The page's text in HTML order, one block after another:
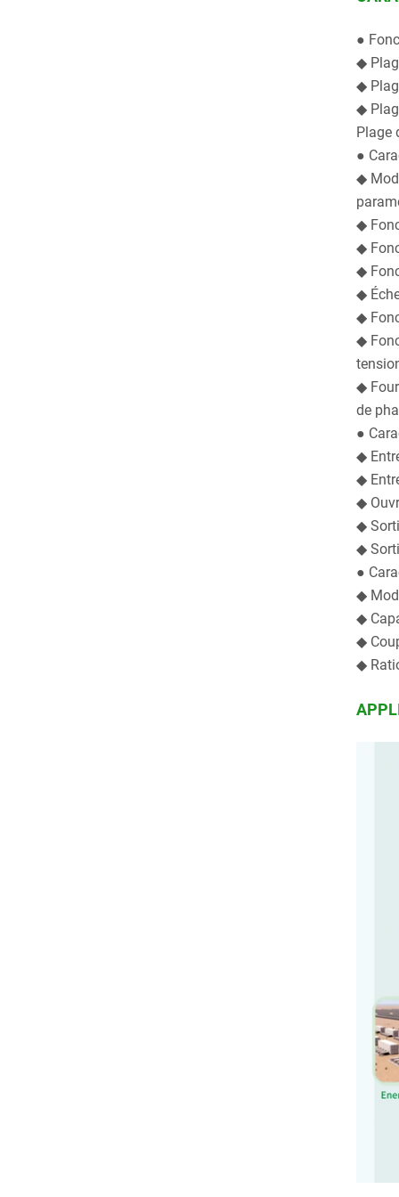
●
◆
◆
◆
Plage
●
◆
◆
◆
◆
◆
◆
◆
◆
de
●
◆
◆
◆
◆
◆
●
◆
◆
◆
◆